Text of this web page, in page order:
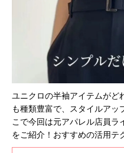
ユニクロの半袖アイテムがど
も種類豊富で、スタイルア
こで今回は元アパレル店員ラ
をご紹介！おすすめの活用テ